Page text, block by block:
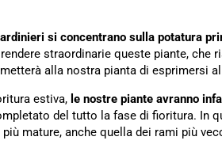
si concentrano sulla potatura
straordinarie queste piante, che
alla nostra pianta di esprimersi
estiva, le nostre piante avranno
del tutto la fase di fioritura. In
più mature, anche quella dei rami più